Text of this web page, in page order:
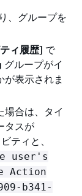
、グループを
ィ履歴] で
ループがイ
が表示されま
場合は、タイ
タスが
ティと、
user's
Action
b341-